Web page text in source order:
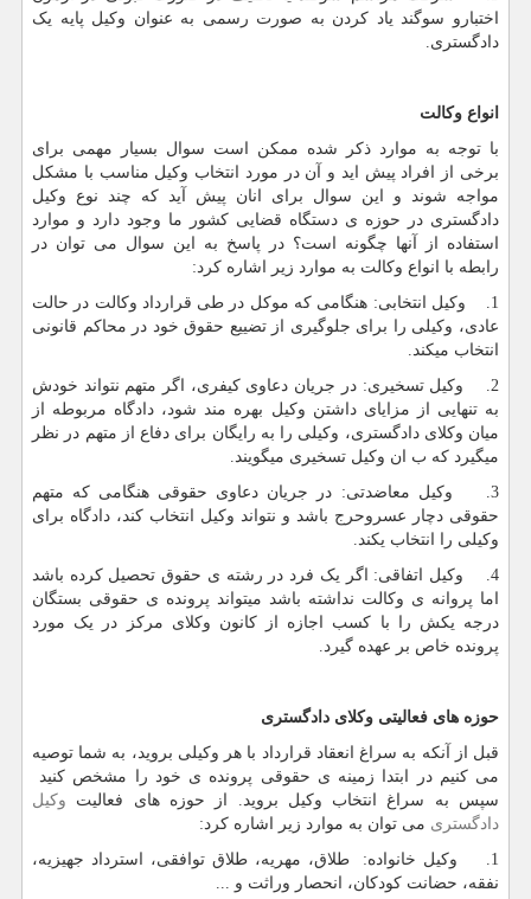
اختبارو سوگند یاد کردن به صورت رسمی به عنوان وکیل پایه یک
دادگستری.
انواع وکالت
با توجه به موارد ذکر شده ممکن است سوال بسیار مهمی برای
برخی از افراد پیش اید و آن در مورد انتخاب وکیل مناسب با مشکل
مواجه شوند و این سوال برای انان پیش آید که چند نوع وکیل
دادگستری در حوزه ی دستگاه قضایی کشور ما وجود دارد و موارد
استفاده از آنها چگونه است؟ در پاسخ به این سوال می توان در
رابطه با انواع وکالت به موارد زیر اشاره کرد:
1. وکیل انتخابی: هنگامی که موکل در طی قرارداد وکالت در حالت
عادی، وکیلی را برای جلوگیری از تضییع حقوق خود در محاکم قانونی
انتخاب میکند.
2. وکیل تسخیری: در جریان دعاوی کیفری، اگر متهم نتواند خودش
به تنهایی از مزایای داشتن وکیل بهره مند شود، دادگاه مربوطه از
میان وکلای دادگستری، وکیلی را به رایگان برای دفاع از متهم در نظر
میگیرد که ب ان وکیل تسخیری میگویند.
3. وکیل معاضدتی: در جریان دعاوی حقوقی هنگامی که متهم
حقوقی دچار عسروحرج باشد و نتواند وکیل انتخاب کند، دادگاه برای
وکیلی را انتخاب یکند.
4. وکیل اتفاقی: اگر یک فرد در رشته ی حقوق تحصیل کرده باشد
اما پروانه ی وکالت نداشته باشد میتواند پرونده ی حقوقی بستگان
درجه یکش را با کسب اجازه از کانون وکلای مرکز در یک مورد
پرونده خاص بر عهده گیرد.
حوزه های فعالیتی وکلای دادگستری
قبل از آنکه به سراغ انعقاد قرارداد با هر وکیلی بروید، به شما توصیه
می کنیم در ابتدا زمینه ی حقوقی پرونده ی خود را مشخص کنید
سپس به سراغ انتخاب وکیل بروید. از حوزه های فعالیت وکیل
دادگستری می توان به موارد زیر اشاره کرد:
1. وکیل خانواده: طلاق، مهریه، طلاق توافقی، استرداد جهیزیه،
نفقه، حضانت کودکان، انحصار وراثت و ...